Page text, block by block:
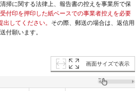
に関する法律上、報告書の控えを事業所で保
受付印を押印した紙ベースでの事業者控えを必要
してください。 その際、郵送の場合は、返信用
付願います。
画面サイズで表示